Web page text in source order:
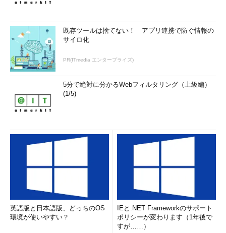
既存ツールは捨てない！ アプリ連携で防ぐ情報の
サイロ化
PR(ITmedia エンタープライズ)
5分で絶対に分かるWebフィルタリング（上級編）
(1/5)
英語版と日本語版、どっちのOS
環境が使いやすい？
IEと.NET Frameworkのサポート
ポリシーが変わります（1年後で
すが……）